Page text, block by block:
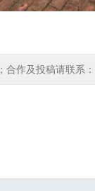
；合作及投稿请联系：